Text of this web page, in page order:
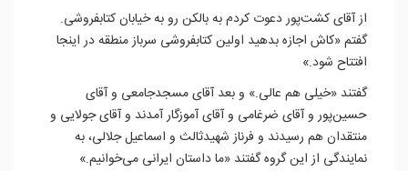
از آقای کشت‌پور دعوت کردم به بالکن رو به خیابان کتابفروشی.
گفتم «کاش اجازه بدهید اولین کتابفروشی سرباز منطقه در اینجا
افتتاح شود.»
گفتند «خیلی هم عالی.» و بعد آقای مسجدجامعی و آقای
حسین‌پور و آقای ضرغامی و آقای آموزگار آمدند و آقای جولایی و
منتقدان هم رسیدند و فرناز شهیدثالث و اسماعیل جلالی، به
نمایندگی از این گروه گفتند «ما داستان‌ ایرانی می‌خوانیم.»